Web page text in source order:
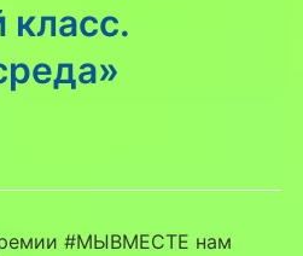
класс.
#МЫВМЕСТЕ нам